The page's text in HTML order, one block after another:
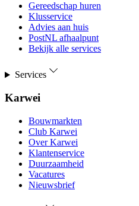
Gereedschap huren
Klusservice
Advies aan huis
PostNL afhaalpunt
Bekijk alle services
Services
Karwei
Bouwmarkten
Club Karwei
Over Karwei
Klantenservice
Duurzaamheid
Vacatures
Nieuwsbrief